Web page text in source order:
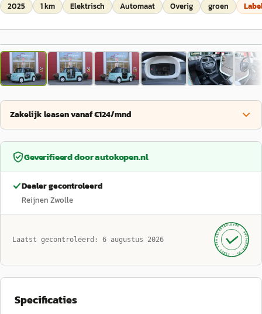
2025 1 km Elektrisch Automaat Overig groen
1/23
Zakelijk leasen vanaf €124/mnd
Geverifieerd doorautokopen.nl
Dealer gecontroleerd
Reijnen Zwolle
Laatst gecontroleerd: 6 augustus 2026 GECONTROLEERD ·
AUTOKOPEN.NL
· SINDS 1999 ·
Specificaties